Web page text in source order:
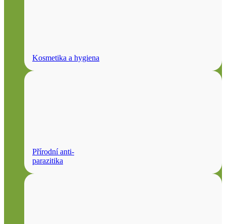
Kosmetika a hygiena
Přírodní anti-
parazitika